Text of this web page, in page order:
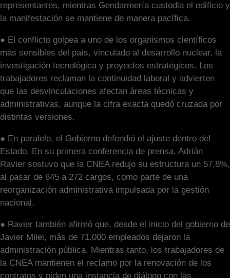
representantes, mientras Gendarmería custodia el edificio y
la manifestación se mantiene de manera pacífica.
● El conflicto golpea a uno de los organismos científicos
más sensibles del país, vinculado al desarrollo nuclear, la
investigación tecnológica y proyectos estratégicos. Los
trabajadores reclaman la continuidad laboral y advierten
que las desvinculaciones afectan áreas técnicas y
administrativas, aunque la cifra exacta quedó cruzada por
distintas versiones.
● En paralelo, el Gobierno defendió el ajuste dentro del
Estado. En su primera conferencia de prensa, Adrián
Ravier sostuvo que la CNEA redujo su estructura un 57,8%,
al pasar de 645 a 272 cargos, como parte de una
reorganización administrativa impulsada por la gestión
nacional.
● Ravier también afirmó que, desde el inicio del gobierno de
Javier Milei, más de 71.000 empleados dejaron la
administración pública. Mientras tanto, los trabajadores de
la CNEA mantienen el reclamo por la renovación de los
contratos y piden una instancia de diálogo con las